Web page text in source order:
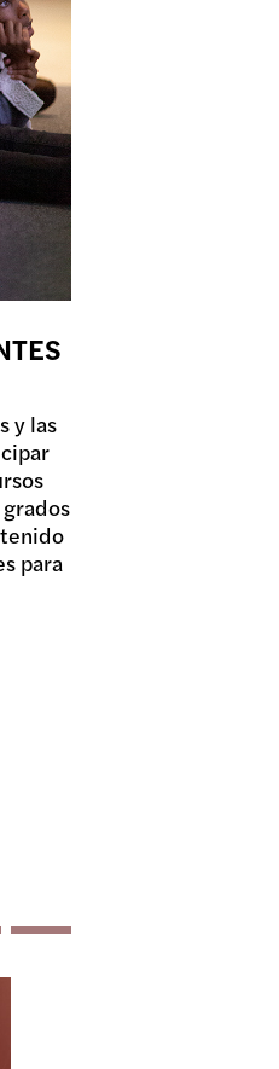
y las
para